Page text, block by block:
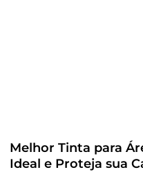
Melhor Tinta para
Ideal e Proteja sua